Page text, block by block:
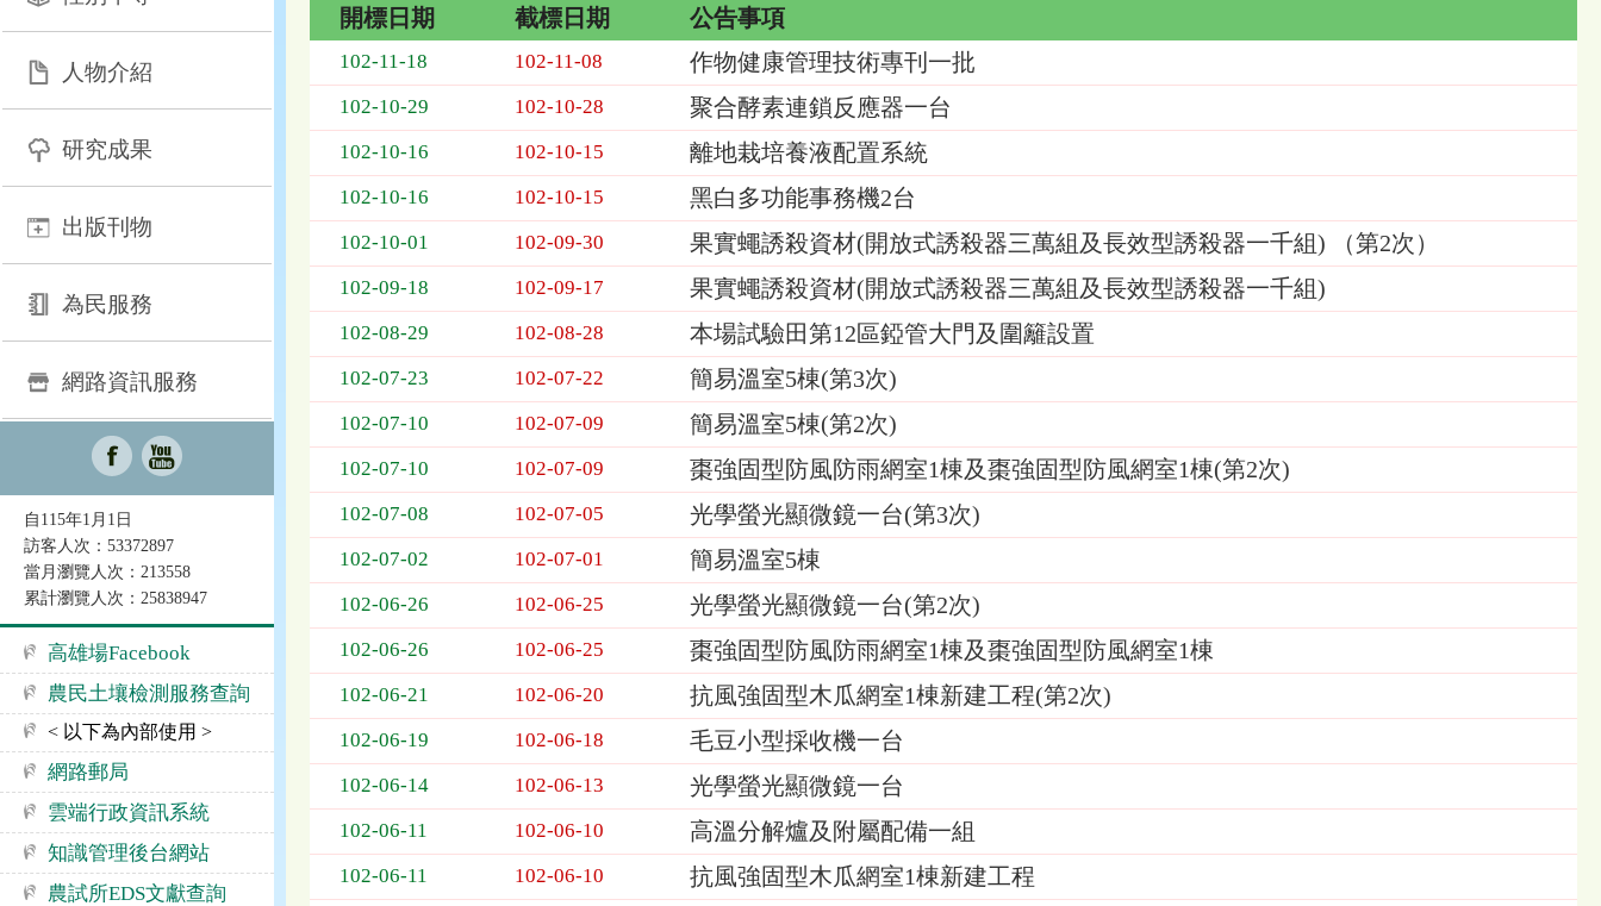
人物介紹
研究成果
出版刊物
為民服務
網路資訊服務
自115年1月1日
訪客人次：53372897
當月瀏覽人次：213558
累計瀏覽人次：25838947
高雄場Facebook
農民土壤檢測服務查詢
< 以下為內部使用 >
網路郵局
雲端行政資訊系統
知識管理後台網站
農試所EDS文獻查詢
購
表，
位
為：
期、
標
開標日期 截標日期 公告事項
102-11-18 102-11-08 作物健康管理技術專刊一批
102-10-29 102-10-28 聚合酵素連鎖反應器一台
102-10-16 102-10-15 離地栽培養液配置系統
102-10-16 102-10-15 黑白多功能事務機2台
102-10-01 102-09-30 果實蠅誘殺資材(開放式誘殺器三萬組及長效型誘殺器一千組) （第2次）
102-09-18 102-09-17 果實蠅誘殺資材(開放式誘殺器三萬組及長效型誘殺器一千組)
102-08-29 102-08-28 本場試驗田第12區錏管大門及圍籬設置
102-07-23 102-07-22 簡易溫室5棟(第3次)
102-07-10 102-07-09 簡易溫室5棟(第2次)
102-07-10 102-07-09 棗強固型防風防雨網室1棟及棗強固型防風網室1棟(第2次)
102-07-08 102-07-05 光學螢光顯微鏡一台(第3次)
102-07-02 102-07-01 簡易溫室5棟
102-06-26 102-06-25 光學螢光顯微鏡一台(第2次)
102-06-26 102-06-25 棗強固型防風防雨網室1棟及棗強固型防風網室1棟
102-06-21 102-06-20 抗風強固型木瓜網室1棟新建工程(第2次)
102-06-19 102-06-18 毛豆小型採收機一台
102-06-14 102-06-13 光學螢光顯微鏡一台
102-06-11 102-06-10 高溫分解爐及附屬配備一組
102-06-11 102-06-10 抗風強固型木瓜網室1棟新建工程